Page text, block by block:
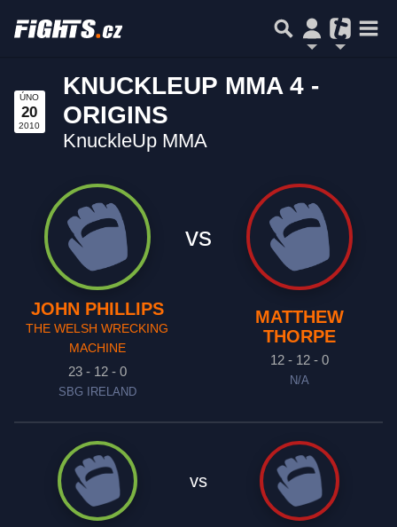
ÚNO
20
2010
KNUCKLEUP MMA 4 -
ORIGINS
KnuckleUp MMA
JOHN PHILLIPS
THE WELSH WRECKING
MACHINE
23 - 12 - 0
SBG IRELAND
vs
MATTHEW
THORPE
12 - 12 - 0
N/A
vs